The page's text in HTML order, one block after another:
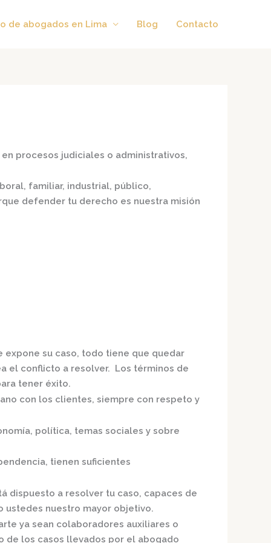
de abogados en Lima Blog Contacto
procesos judiciales o administrativos,
familiar, industrial, público,
defender tu derecho es nuestra misión
su caso, todo tiene que quedar
el conflicto a resolver. Los términos de
tener éxito.
con los clientes, siempre con respeto y
política, temas sociales y sobre
tienen suficientes
dispuesto a resolver tu caso, capaces de
ustedes nuestro mayor objetivo.
ya sean colaboradores auxiliares o
de los casos llevados por el abogado